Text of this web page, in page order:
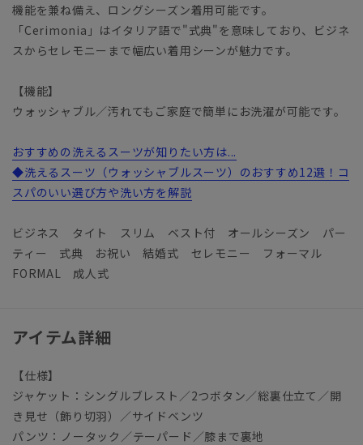
機能を兼ね備え、ロングシーズン着用可能です。
「Cerimonia」はイタリア語で"式典"を意味しており、ビジネ
スからセレモニーまで幅広い着用シーンが魅力です。
【機能】
ウォッシャブル／汚れてもご家庭で簡単にお洗濯が可能です。
おすすめの洗えるスーツが知りたい方は...
◆洗えるスーツ（ウォッシャブルスーツ）のおすすめ12選！コ
スパのいい選び方や洗い方を解説
ビジネス タイト スリム ベスト付 オールシーズン パー
ティー 式典 お祝い 結婚式 セレモニー フォーマル
FORMAL 成人式
アイテム詳細
【仕様】
ジャケット：シングルブレスト／2つボタン／総裏仕立て／開
き見せ（飾り切羽）／サイドベンツ
パンツ：ノータック／テーパード／膝まで裏地